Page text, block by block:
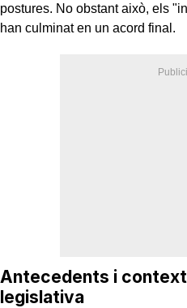
postures. No obstant això, els
han culminat en un acord final.
Antecedents i
legislativa